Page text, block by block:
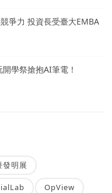
爭力 投資長受臺大EMBA
學祭搶抱AI筆電！
發明展
OpView